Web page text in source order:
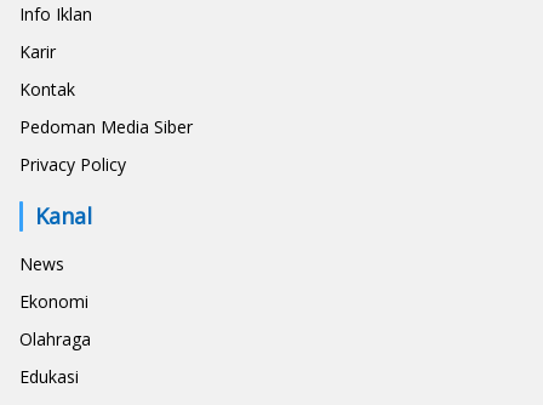
Info Iklan
Karir
Kontak
Pedoman Media Siber
Privacy Policy
Kanal
News
Ekonomi
Olahraga
Edukasi